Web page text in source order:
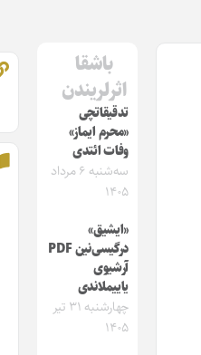
باشقا
اثرلریندن
تدقیقاتچی
«محرم ایماز»
وفات ائتدی
سه‌شنبه ۶ مرداد
۱۴۰۵
«ایشیق»
درگیسی‌نین PDF
آرشیوی
یاییملاندی
چهارشنبه ۳۱ تیر
۱۴۰۵